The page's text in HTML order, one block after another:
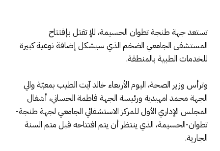
تستعد جهة طنجة تطوان الحسيمة، للإ تقتل بإفتتاح
المستشفى الجامعي الضخم الذي سيشكل إضافة نوعية كبيرة
للخدمات الطبية بالمنطقة.
وترأس وزير الصحة، اليوم الأربعاء خالد آيت الطيب بمعيّة والي
الجهة محمد امهيدية ورئيسة الجهة فاطمة الحساني، أشغال
المجلس الإداري الأول للمركز الاستشفائي الجامعي لجهة طنجة-
تطوان-الحسيمة، الذي ينتظر أن يتم افتتاحه قبل متم السنة
الجارية.